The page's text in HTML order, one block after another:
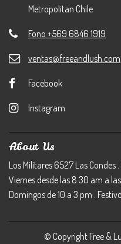
Metropolitan Chile
Fono +569 6846 1919
ventas@freeandlush.com
Facebook
Instagram
About Us
Los Militares 6527 Las Condes
Viernes desde las 8.30 am a
Domingos de 10 a 3 pm .
© Copyright Free &